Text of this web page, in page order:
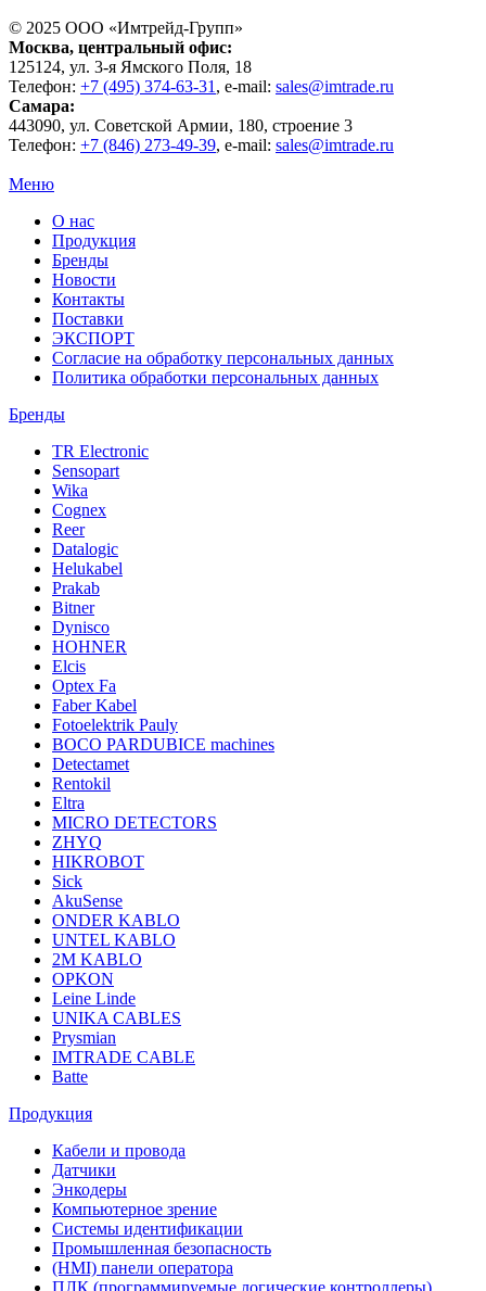
© 2025 ООО «Имтрейд-Групп»
Москва, центральный офис:
125124, ул. 3-я Ямского Поля, 18
Телефон: +7 (495) 374-63-31 , e-mail: sales@imtrade.ru
Самара:
443090, ул. Советской Армии, 180, строение 3
Телефон: +7 (846) 273-49-39, e-mail: sales@imtrade.ru
Меню
О нас
Продукция
Бренды
Новости
Контакты
Поставки
ЭКСПОРТ
Согласие на обработку персональных данных
Политика обработки персональных данных
Бренды
TR Electronic
Sensopart
Wika
Cognex
Reer
Datalogic
Helukabel
Prakab
Bitner
Dynisco
HOHNER
Elcis
Optex Fa
Faber Kabel
Fotoelektrik Pauly
BOCO PARDUBICE machines
Detectamet
Rentokil
Eltra
MICRO DETECTORS
ZHYQ
HIKROBOT
Sick
AkuSense
ONDER KABLO
UNTEL KABLO
2M KABLO
OPKON
Leine Linde
UNIKA CABLES
Prysmian
IMTRADE CABLE
Batte
Продукция
Кабели и провода
Датчики
Энкодеры
Компьютерное зрение
Системы идентификации
Промышленная безопасность
(HMI) панели оператора
ПЛК (программируемые логические контроллеры)